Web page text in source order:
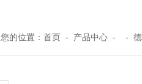
您的位置： 首页 - 产品中心 - -